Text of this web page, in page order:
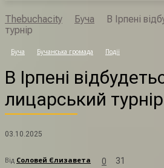
Thebuchacity Буча
В Ірпені
турнір
Буча Бучанська громада Події
В Ірпені
лицарський турнір
03.10.2025
Від Соловей Єлизавета 0 31